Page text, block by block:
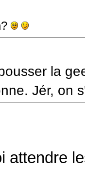
la
Jér, on
attendre